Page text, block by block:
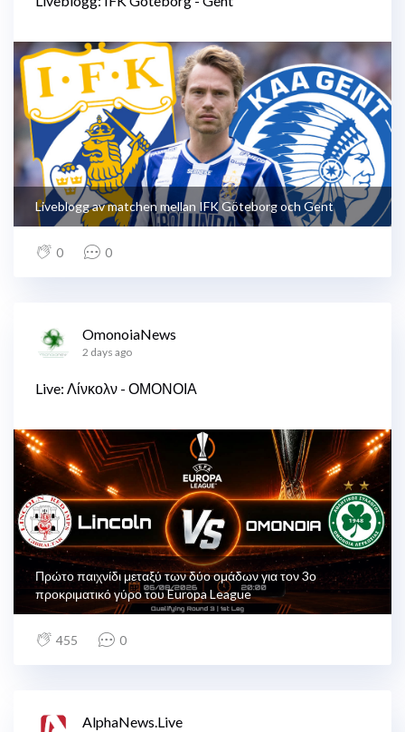
Liveblogg av matchen mellan IFK Göteborg och Gent
0 0
OmonoiaNews
2 days ago
Live: Λίνκολν - ΟΜΟΝΟΙΑ
Πρώτο παιχνίδι μεταξύ των δύο ομάδων για τον 3ο
προκριματικό γύρο του Europa League
455 0
AlphaNews.Live